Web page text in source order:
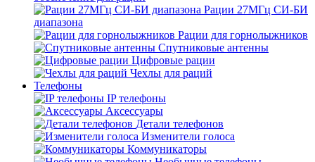
Рации 27МГц СИ-БИ
диапазона
Рации для горнолыжников
Спутниковые антенны
Цифровые рации
Чехлы для раций
Телефоны
IP телефоны
Аксессуары
Детали телефонов
Изменители голоса
Коммуникаторы